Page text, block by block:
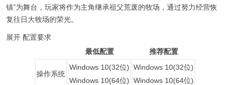
镇”为舞台，玩家将作为主角继承祖父荒废的牧场，通过努力经营恢
复往日大牧场的荣光。
展开 配置要求
最低配置
推荐配置
操作系统
Windows 10(32位)
Windows 10(64位)
Windows 10(32位)
Windows 10(64位)